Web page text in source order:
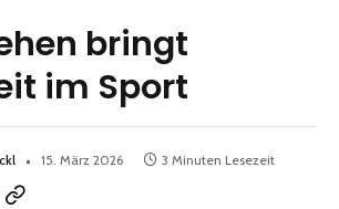
bringt
im Sport
15. März 2026 3 Minuten Lesezeit